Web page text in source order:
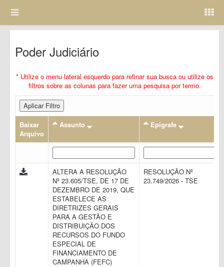
Poder Judiciário
* Utilize o menu lateral esquerdo para refinar sua busca ou utilize os
filtros sobre as colunas para fazer uma pesquisa por termo.
Aplicar Filtro
Baixar
Arquivo
Assunto Epigrafe
ALTERA A RESOLUÇÃO
Nº 23.605/TSE, DE 17 DE
DEZEMBRO DE 2019, QUE
ESTABELECE AS
DIRETRIZES GERAIS
PARA A GESTÃO E
DISTRIBUIÇÃO DOS
RECURSOS DO FUNDO
ESPECIAL DE
FINANCIAMENTO DE
CAMPANHA (FEFC)
RESOLUÇÃO Nº
23.749/2026 - TSE